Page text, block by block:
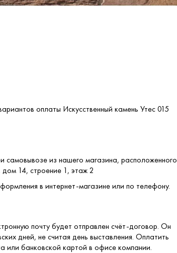
оплаты Искусственный камень Утес 015
самовывозе из нашего магазина, расположенного
14, строение 1, этаж 2
в интернет-магазине или по телефону.
почту будет отправлен счёт-договор. Он
дней, не считая день выставления. Оплатить
или банковской картой в офисе компании.